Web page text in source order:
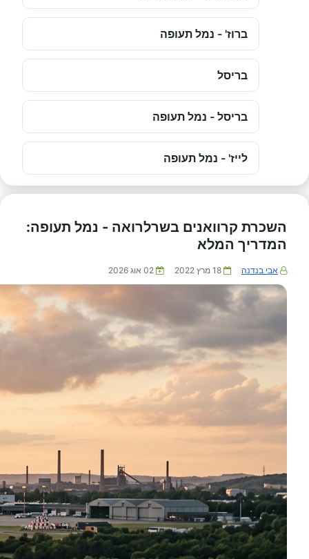
ברוז' - נמל תעופה
בריסל
בריסל - נמל תעופה
לייז' - נמל תעופה
השכרת קרוואנים בשרלרואה - נמל תעופה:
המדריך המלא
אבי בנדנה 18 מרץ 2022 02 אוג 2026